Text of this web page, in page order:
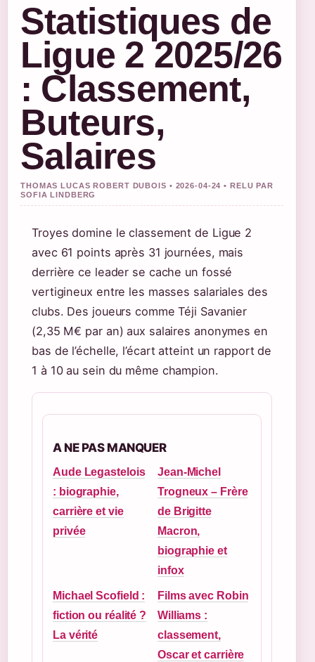
Statistiques de
Ligue 2 2025/26
: Classement,
Buteurs,
Salaires
THOMAS LUCAS ROBERT DUBOIS • 2026-04-24 • RELU PAR
SOFIA LINDBERG
Troyes domine le classement de Ligue 2
avec 61 points après 31 journées, mais
derrière ce leader se cache un fossé
vertigineux entre les masses salariales des
clubs. Des joueurs comme Téji Savanier
(2,35 M€ par an) aux salaires anonymes en
bas de l’échelle, l’écart atteint un rapport de
1 à 10 au sein du même champion.
A NE PAS MANQUER
Aude Legastelois
: biographie,
carrière et vie
privée
Jean-Michel
Trogneux – Frère
de Brigitte
Macron,
biographie et
infox
Michael Scofield :
fiction ou réalité ?
La vérité
Films avec Robin
Williams :
classement,
Oscar et carrière